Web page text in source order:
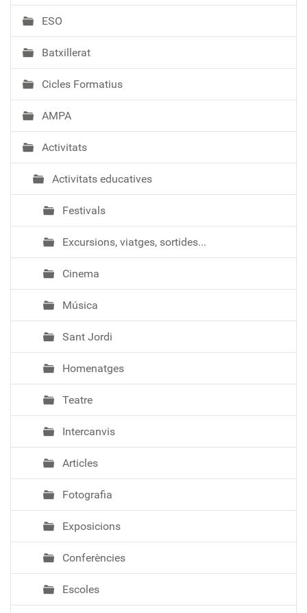
a
c
ó
ESO
Batxillerat
Cicles Formatius
AMPA
Activitats
Activitats educatives
Festivals
Excursions, viatges, sortides...
Cinema
Música
Sant Jordi
Homenatges
Teatre
Intercanvis
Articles
Fotografia
Exposicions
Conferències
Escoles